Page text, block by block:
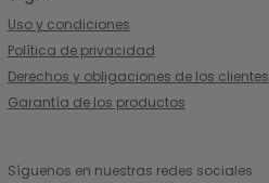
Uso y condiciones
Política de privacidad
Derechos y obligaciones de los clientes
Garantía de los productos
Síguenos en nuestras redes sociales